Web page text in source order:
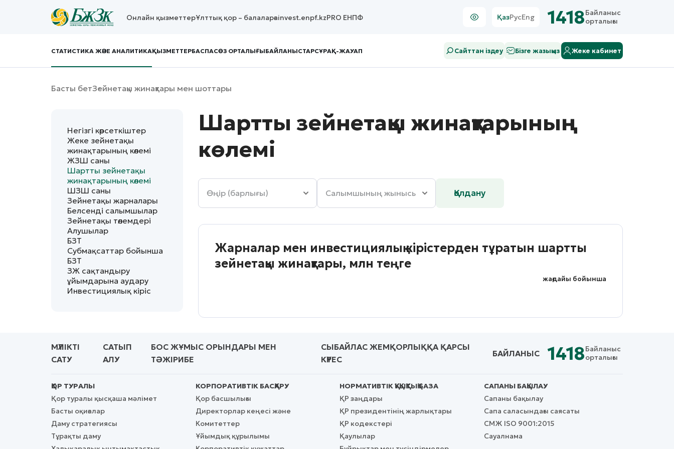
Онлайн қызметтерҰлттық қор – балаларғаinvest.enpf.kzPRO ЕНПФ ҚазРусEng 1418Байланыс
орталығы
СТАТИСТИКА ЖӘНЕ АНАЛИТИКАҚЫЗМЕТТЕРБАСПАСӨЗ ОРТАЛЫҒЫБАЙЛАНЫСТАРСҰРАҚ-ЖАУАП Сайттан іздеу Бізге жазыңыз Жеке кабинет
Басты бетЗейнетақы жинақтары мен шоттары
Негізгі көрсеткіштер
Жеке зейнетақы
жинақтарының көлемі
ЖЗШ саны
Шартты зейнетақы
жинақтарының көлемі
ШЗШ саны
Зейнетақы жарналары
Белсенді салымшылар
Зейнетақы төлемдері
Алушылар
БЗТ
Субмақсаттар бойынша
БЗТ
ЗЖ сақтандыру
ұйымдарына аудару
Инвестициялық кіріс
Шартты зейнетақы жинақтарының
көлемі
Қолдану
Жарналар мен инвестициялық кірістерден тұратын шартты
зейнетақы жинақтары, млн теңге
жағдайы бойынша
МҮЛІКТІ
САТУ
САТЫП
АЛУ
БОС ЖҰМЫС ОРЫНДАРЫ МЕН
ТӘЖІРИБЕ
СЫБАЙЛАС ЖЕМҚОРЛЫҚҚА ҚАРСЫ
КҮРЕС
БАЙЛАНЫС 1418Байланыс
орталығы
ҚОР ТУРАЛЫ
Қор туралы қысқаша мәлімет
Басты оқиғалар
Даму стратегиясы
Тұрақты даму
КОРПОРАТИВТІК БАСҚАРУ
Қор басшылығы
Директорлар кеңесі және
Комитеттер
Ұйымдық құрылымы
НОРМАТИВТІК ҚҰҚЫҚТЫҚ БАЗА
ҚР заңдары
ҚР президентінің жарлықтары
ҚР кодекстері
Қаулылар
САПАНЫ БАҚЫЛАУ
Сапаны бақылау
Сапа саласындағы саясаты
СМЖ ISO 9001:2015
Сауалнама